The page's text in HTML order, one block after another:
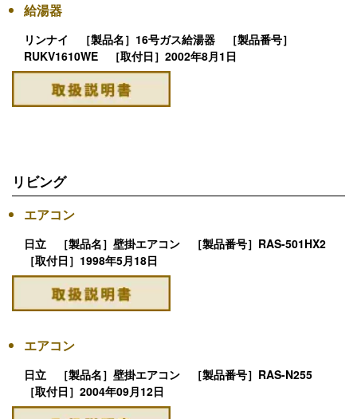
給湯器
リンナイ ［製品名］16号ガス給湯器 ［製品番号］
RUKV1610WE ［取付日］2002年8月1日
リビング
エアコン
日立 ［製品名］壁掛エアコン ［製品番号］RAS-501HX2
［取付日］1998年5月18日
エアコン
日立 ［製品名］壁掛エアコン ［製品番号］RAS-N255
［取付日］2004年09月12日